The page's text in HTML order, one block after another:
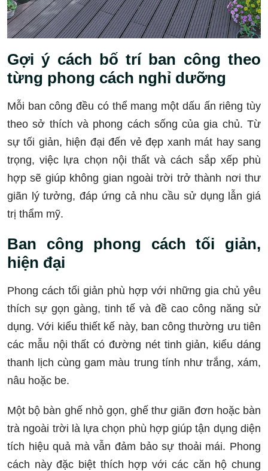
Gợi ý cách bố trí ban công theo
từng phong cách nghỉ dưỡng
Mỗi ban công đều có thể mang một dấu ấn riêng tùy
theo sở thích và phong cách sống của gia chủ. Từ
sự tối giản, hiện đại đến vẻ đẹp xanh mát hay sang
trọng, việc lựa chọn nội thất và cách sắp xếp phù
hợp sẽ giúp không gian ngoài trời trở thành nơi thư
giãn lý tưởng, đáp ứng cả nhu cầu sử dụng lẫn giá
trị thẩm mỹ.
Ban công phong cách tối giản,
hiện đại
Phong cách tối giản phù hợp với những gia chủ yêu
thích sự gọn gàng, tinh tế và đề cao công năng sử
dụng. Với kiểu thiết kế này, ban công thường ưu tiên
các mẫu nội thất có đường nét tinh giản, kiểu dáng
thanh lịch cùng gam màu trung tính như trắng, xám,
nâu hoặc be.
Một bộ bàn ghế nhỏ gọn, ghế thư giãn đơn hoặc bàn
trà ngoài trời là lựa chọn phù hợp giúp tận dụng diện
tích hiệu quả mà vẫn đảm bảo sự thoải mái. Phong
cách này đặc biệt thích hợp với các căn hộ chung